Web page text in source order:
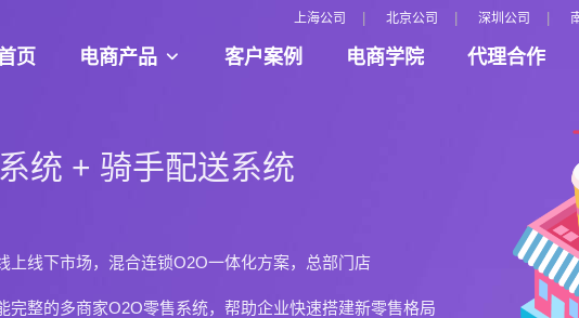
上海公司 北京公司 深圳公司
页 电商产品 客户案例 电商学院 代理合作
平台，多种国外支付接口、多语言、多汇率